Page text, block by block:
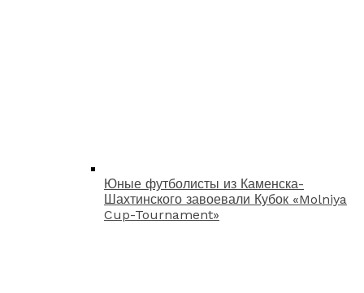
Юные футболисты из Каменска-
Шахтинского завоевали Кубок «Molniya
Cup-Tournament»